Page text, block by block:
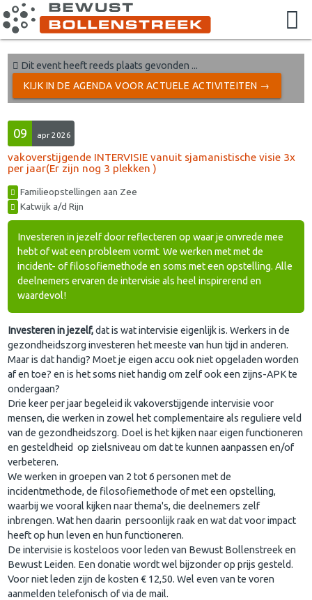
Dit event heeft reeds plaats gevonden ...
KIJK IN DE AGENDA VOOR ACTUELE ACTIVITEITEN →
09 apr 2026
vakoverstijgende INTERVISIE vanuit sjamanistische visie 3x
per jaar(Er zijn nog 3 plekken )
Familieopstellingen aan Zee
Katwijk a/d Rijn
Investeren in jezelf door reflecteren op waar je onvrede mee
hebt of wat een probleem vormt. We werken met met de
incident- of filosofiemethode en soms met een opstelling. Alle
deelnemers ervaren de intervisie als heel inspirerend en
waardevol!
Investeren in jezelf,dat is wat intervisie eigenlijk is. Werkers in de
gezondheidszorg investeren het meeste van hun tijd in anderen.
Maar is dat handig? Moet je eigen accu ook niet opgeladen worden
af en toe? en is het soms niet handig om zelf ook een zijns-APK te
ondergaan?
Drie keer per jaar begeleid ik vakoverstijgende intervisie voor
mensen, die werken in zowel het complementaire als reguliere veld
van de gezondheidszorg. Doel is het kijken naar eigen functioneren
en gesteldheid op zielsniveau om dat te kunnen aanpassen en/of
verbeteren.
We werken in groepen van 2 tot 6 personen met de
incidentmethode, de filosofiemethode of met een opstelling,
waarbij we vooral kijken naar thema's, die deelnemers zelf
inbrengen. Wat hen daarin persoonlijk raak en wat dat voor impact
heeft op hun leven en hun functioneren.
De intervisie is kosteloos voor leden van Bewust Bollenstreek en
Bewust Leiden. Een donatie wordt wel bijzonder op prijs gesteld.
Voor niet leden zijn de kosten € 12,50. Wel even van te voren
aanmelden telefonisch of via de mail.